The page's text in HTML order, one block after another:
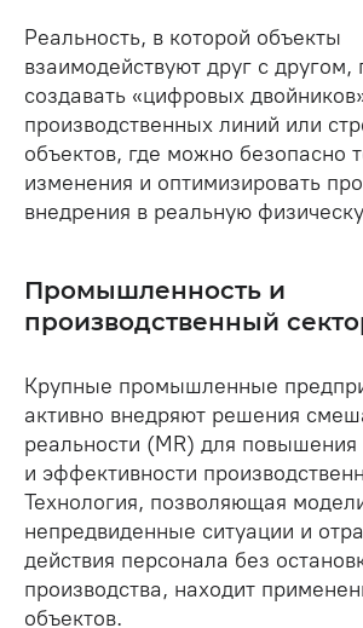
Реальность, в которой объекты
взаимодействуют друг с другом,
создавать «цифровых
производственных линий или
объектов, где можно безопасно
изменения и оптимизировать
внедрения в реальную
Промышленность и
производственный
Крупные промышленные
активно внедряют решения
реальности (MR) для повышения
и эффективности
Технология, позволяющая
непредвиденные ситуации и
действия персонала без
производства, находит
объектов.